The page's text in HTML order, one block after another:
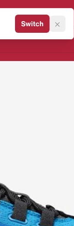
Sneaker
Switch ×